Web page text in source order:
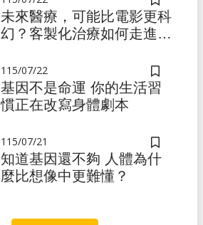
儲存書籤
未來醫療，可能比電影更科
幻？客製化治療如何走進真
儲存書籤
115/07/22
基因不是命運 你的生活習
慣正在改寫身體劇本
儲存書籤
115/07/21
知道基因還不夠 人體為什
麼比想像中更難懂？